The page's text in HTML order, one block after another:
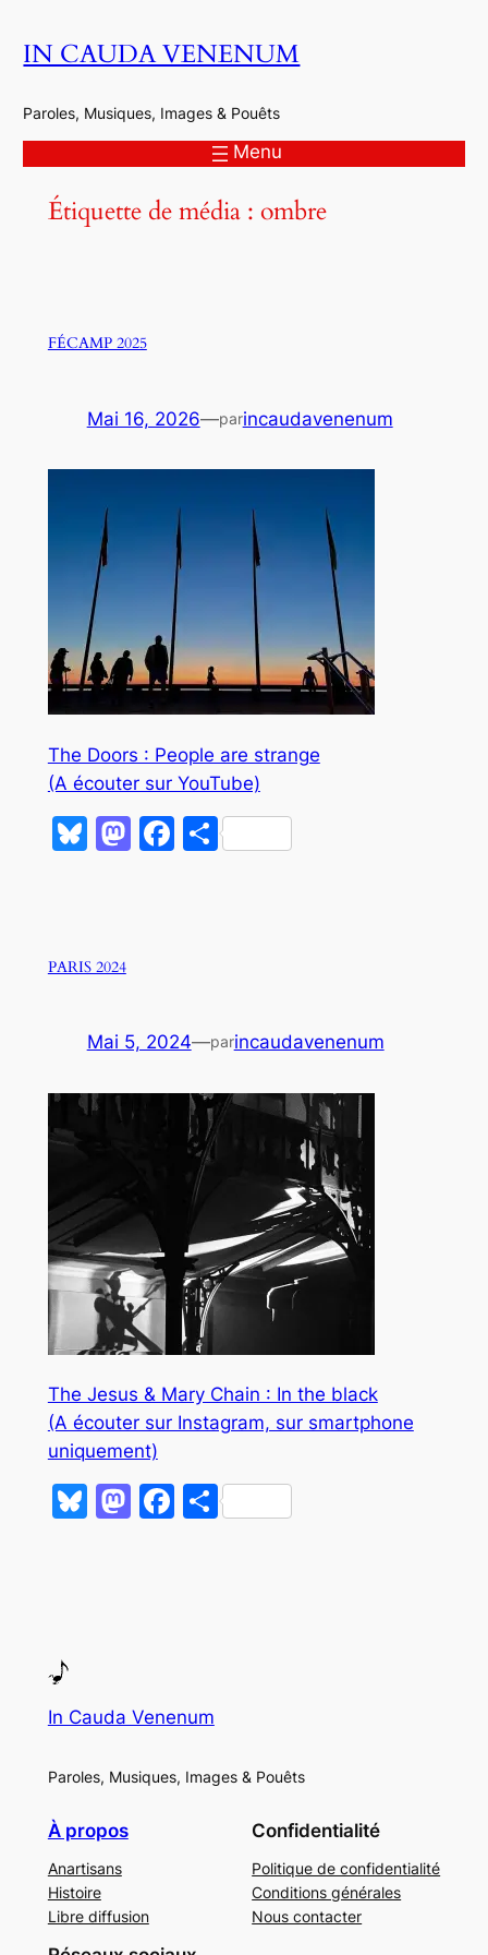
auIN CAUDA VENENUM
Paroles, Musiques, Images & Pouêts
Menu
Étiquette de média : ombre
FÉCAMP 2025
Mai 16, 2026—parincaudavenenum
The Doors : People are strange
(A écouter sur YouTube)
Bluesky
Mastodon
Facebook
Partager
PARIS 2024
Mai 5, 2024—parincaudavenenum
The Jesus & Mary Chain : In the black
(A écouter sur Instagram, sur smartphone
uniquement)
Bluesky
Mastodon
Facebook
Partager
In Cauda Venenum
Paroles, Musiques, Images & Pouêts
À propos
Anartisans
Histoire
Libre diffusion
Confidentialité
Politique de confidentialité
Conditions générales
Nous contacter